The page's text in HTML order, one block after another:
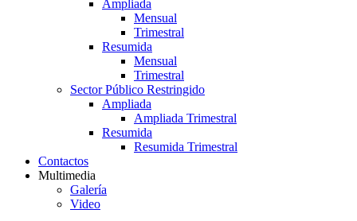
Ampliada
Mensual
Trimestral
Resumida
Mensual
Trimestral
Sector Público Restringido
Ampliada
Ampliada Trimestral
Resumida
Resumida Trimestral
Contactos
Multimedia
Galería
Video